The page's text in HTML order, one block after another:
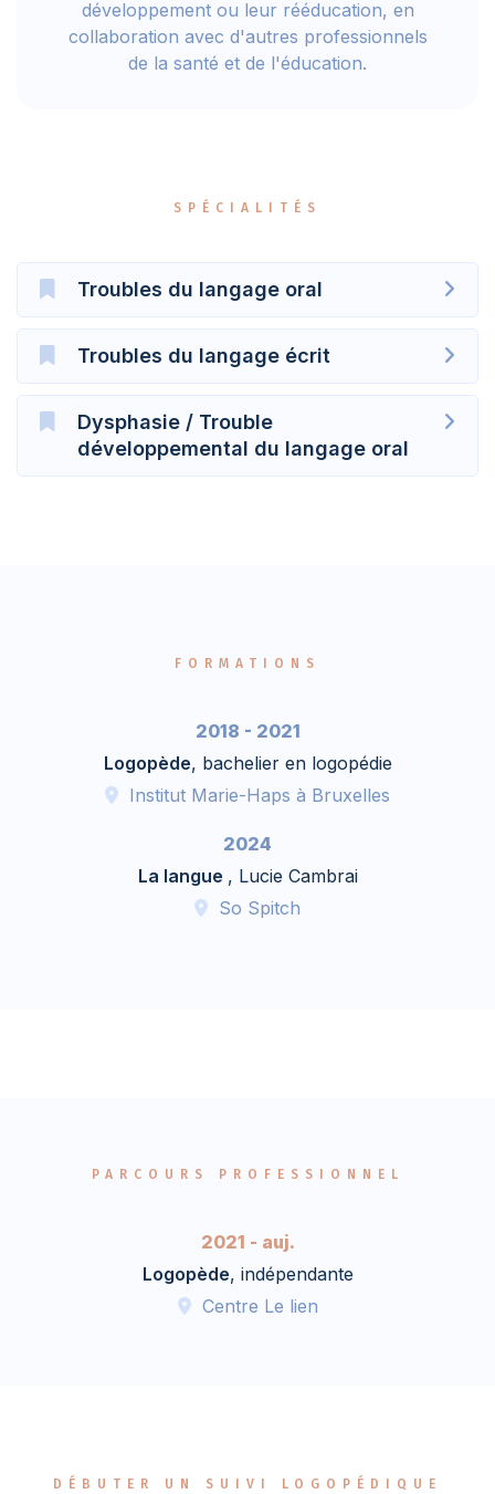
développement ou leur rééducation, en
collaboration avec d'autres professionnels
de la santé et de l'éducation.
SPÉCIALITÉS
Troubles du langage oral
Troubles du langage écrit
Dysphasie / Trouble
développemental du langage oral
FORMATIONS
2018 - 2021
Logopède, bachelier en logopédie
Institut Marie-Haps à Bruxelles
2024
La langue , Lucie Cambrai
So Spitch
PARCOURS PROFESSIONNEL
2021 - auj.
Logopède, indépendante
Centre Le lien
DÉBUTER UN SUIVI LOGOPÉDIQUE